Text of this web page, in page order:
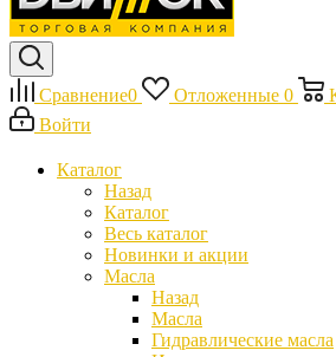
Сравнение0 Отложенные 0
Войти
Каталог
Назад
Каталог
Весь каталог
Новинки и акции
Масла
Назад
Масла
Гидравлические масла